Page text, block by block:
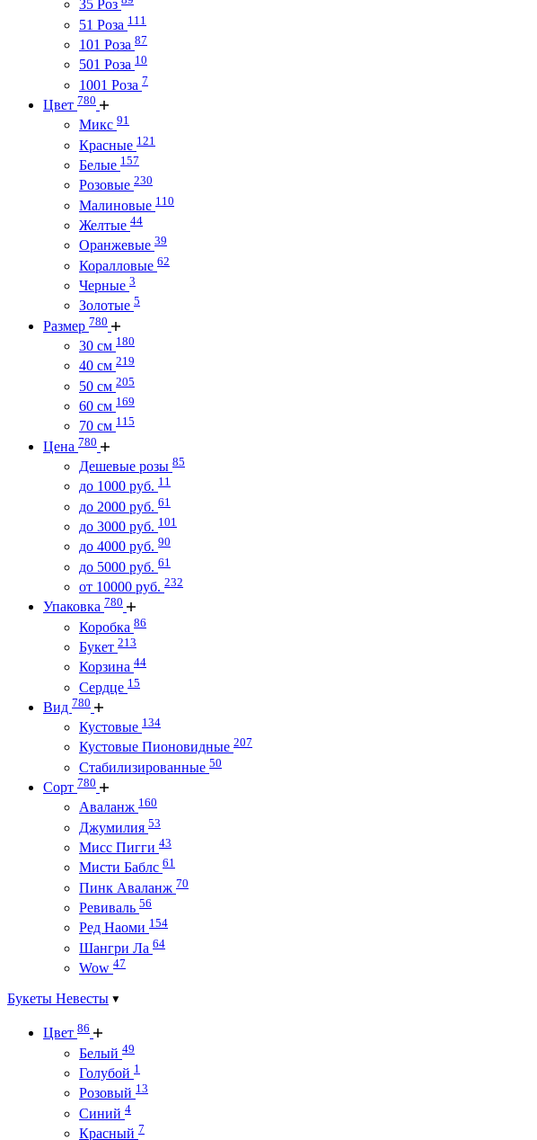
35 Роз
51 Роза 111
101 Роза 87
501 Роза 10
1001 Роза 7
Цвет 780
Микс 91
Красные 121
Белые 157
Розовые 230
Малиновые 110
Желтые 44
Оранжевые 39
Коралловые 62
Черные 3
Золотые 5
Размер 780
30 см 180
40 см 219
50 см 205
60 см 169
70 см 115
Цена 780
Дешевые розы 85
до 1000 руб. 11
до 2000 руб. 61
до 3000 руб. 101
до 4000 руб. 90
до 5000 руб. 61
от 10000 руб. 232
Упаковка 780
Коробка 86
Букет 213
Корзина 44
Сердце 15
Вид 780
Кустовые 134
Кустовые Пионовидные 207
Стабилизированные 50
Сорт 780
Аваланж 160
Джумилия 53
Мисс Пигги 43
Мисти Баблс 61
Пинк Аваланж 70
Ревиваль 56
Ред Наоми 154
Шангри Ла 64
Wow 47
Букеты Невесты
Цвет 86
Белый 49
Голубой 1
Розовый 13
Синий 4
Красный 7